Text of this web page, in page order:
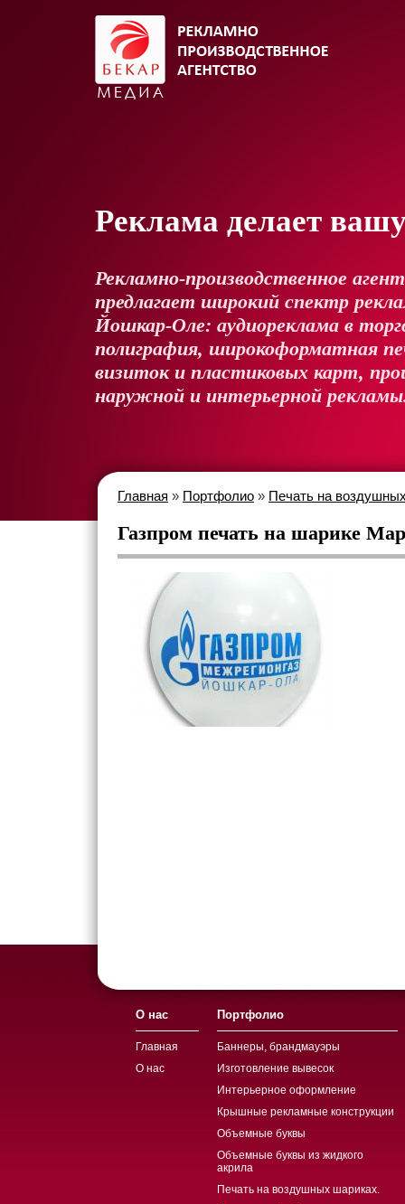
Реклама делает
Рекламно-производственное
предлагает широкий спектр
Йошкар-Оле: аудиореклама в
полиграфия, широкоформатная
визиток и пластиковых карт,
наружной и интерьерной
Главная » Портфолио » Печать на
Газпром печать на шарике
О нас
Главная
О нас
Портфолио
Баннеры, брандмауэры
Изготовление вывесок
Интерьерное оформление
Крышные рекламные конструкции
Объемные буквы
Объемные буквы из жидкого
акрила
Печать на воздушных шариках.